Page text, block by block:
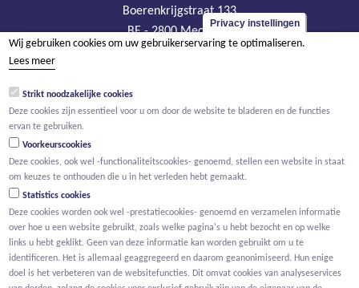
Boerenkrijgstraat 133
BE - 2800 Mechelen
tel +32 15 569 965
BTW BE 0466.256.432
Privacy instellingen
Wij gebruiken cookies om uw gebruikerservaring te optimaliseren.
Lees meer
Strikt noodzakelijke cookies
Deze cookies zijn essentieel voor u om door de website te bladeren en de functies
ervan te gebruiken.
Voorkeurscookies
Deze cookies, ook wel -functionaliteitscookies- genoemd, stellen een website in staat
om keuzes te onthouden die u in het verleden hebt gemaakt.
Statistics cookies
Deze cookies worden ook wel -prestatiecookies- genoemd en verzamelen informatie
over hoe u een website gebruikt, zoals welke pagina's u hebt bezocht en op welke
links u hebt geklikt. Geen van deze informatie kan worden gebruikt om u te
identificeren. Het is allemaal geaggregeerd en daarom geanonimiseerd. Hun enige
doel is het verbeteren van de websitefuncties. Dit omvat cookies van analyseservices